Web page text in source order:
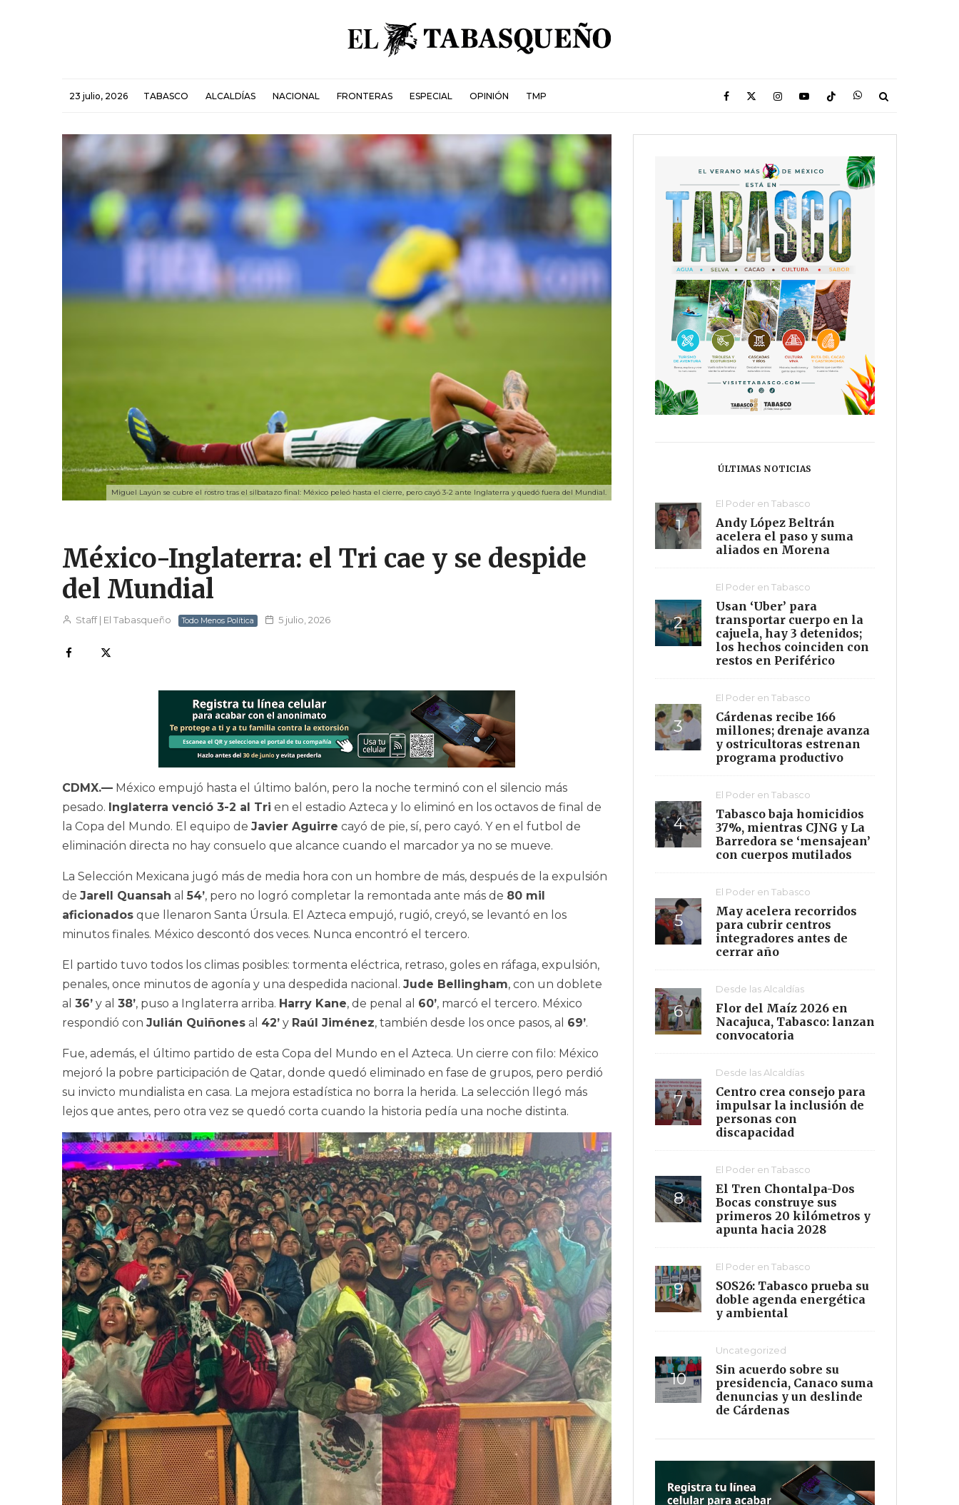
23 julio, 2026 TABASCO ALCALDÍAS NACIONAL FRONTERAS ESPECIAL OPINIÓN TMP
Miguel Layún se cubre el rostro tras el silbatazo final: México peleó hasta el cierre, pero cayó 3-2 ante Inglaterra y quedó fuera del Mundial.
México-Inglaterra: el Tri cae y se despide
del Mundial
Staff | El Tabasqueño Todo Menos Política 5 julio, 2026
CDMX.— México empujó hasta el último balón, pero la noche terminó con el silencio más
pesado. Inglaterra venció 3-2 al Tri en el estadio Azteca y lo eliminó en los octavos de final de
la Copa del Mundo. El equipo de Javier Aguirre cayó de pie, sí, pero cayó. Y en el futbol de
eliminación directa no hay consuelo que alcance cuando el marcador ya no se mueve.
La Selección Mexicana jugó más de media hora con un hombre de más, después de la expulsión
de Jarell Quansah al 54’, pero no logró completar la remontada ante más de 80 mil
aficionados que llenaron Santa Úrsula. El Azteca empujó, rugió, creyó, se levantó en los
minutos finales. México descontó dos veces. Nunca encontró el tercero.
El partido tuvo todos los climas posibles: tormenta eléctrica, retraso, goles en ráfaga, expulsión,
penales, once minutos de agonía y una despedida nacional. Jude Bellingham, con un doblete
al 36’ y al 38’, puso a Inglaterra arriba. Harry Kane, de penal al 60’, marcó el tercero. México
respondió con Julián Quiñones al 42’ y Raúl Jiménez, también desde los once pasos, al 69’.
Fue, además, el último partido de esta Copa del Mundo en el Azteca. Un cierre con filo: México
mejoró la pobre participación de Qatar, donde quedó eliminado en fase de grupos, pero perdió
su invicto mundialista en casa. La mejora estadística no borra la herida. La selección llegó más
lejos que antes, pero otra vez se quedó corta cuando la historia pedía una noche distinta.
ÚLTIMAS NOTICIAS
El Poder en Tabasco
Andy López Beltrán
acelera el paso y suma
aliados en Morena
El Poder en Tabasco
Usan ‘Uber’ para
transportar cuerpo en la
cajuela, hay 3 detenidos;
los hechos coinciden con
restos en Periférico
El Poder en Tabasco
Cárdenas recibe 166
millones; drenaje avanza
y ostricultoras estrenan
programa productivo
El Poder en Tabasco
Tabasco baja homicidios
37%, mientras CJNG y La
Barredora se ‘mensajean’
con cuerpos mutilados
El Poder en Tabasco
May acelera recorridos
para cubrir centros
integradores antes de
cerrar año
Desde las Alcaldías
Flor del Maíz 2026 en
Nacajuca, Tabasco: lanzan
convocatoria
Desde las Alcaldías
Centro crea consejo para
impulsar la inclusión de
personas con
discapacidad
El Poder en Tabasco
El Tren Chontalpa-Dos
Bocas construye sus
primeros 20 kilómetros y
apunta hacia 2028
El Poder en Tabasco
SOS26: Tabasco prueba su
doble agenda energética
y ambiental
Uncategorized
Sin acuerdo sobre su
presidencia, Canaco suma
denuncias y un deslinde
de Cárdenas